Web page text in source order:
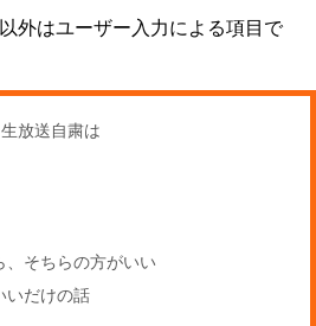
外はユーザー入力による項目で
生放送自粛は
、そちらの方がいい
いだけの話